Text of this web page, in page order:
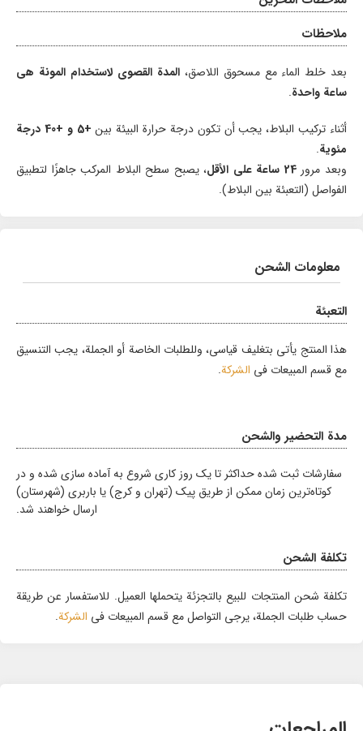
ملاحظات
بعد خلط الماء مع مسحوق اللاصق، المدة القصوى لاستخدام المونة هي
ساعة واحدة.
أثناء تركيب البلاط، يجب أن تكون درجة حرارة البيئة بين
+5 و +40 درجة
مئوية.
وبعد مرور24 ساعة على الأقل
، يصبح سطح البلاط المركب جاهزًا لتطبيق
الفواصل (التعبئة بين البلاط).
معلومات الشحن
التعبئة
هذا المنتج يأتي بتغليف قياسي، وللطلبات الخاصة أو الجملة، يجب التنسيق
مع قسم المبيعات في الشركة.
مدة التحضير والشحن
سفارشات ثبت شده حداکثر تا یک روز کاری شروع به آماده سازی شده و در
کوتاه‌ترین زمان ممکن از طریق پیک (تهران و کرج) یا باربری (شهرستان)
ارسال خواهند شد.
تكلفة الشحن
تكلفة شحن المنتجات للبيع بالتجزئة يتحملها العميل. للاستفسار عن طريقة
حساب طلبات الجملة، يرجى التواصل مع قسم المبيعات في الشركة.